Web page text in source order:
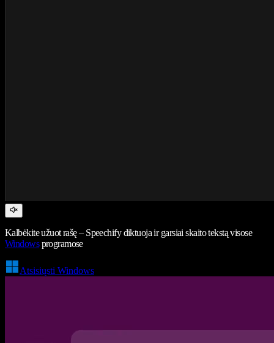
Kalbėkite užuot rašę – Speechify diktuoja ir garsiai skaito tekstą visose
Windowsprogramose
Atsisiųsti Windows